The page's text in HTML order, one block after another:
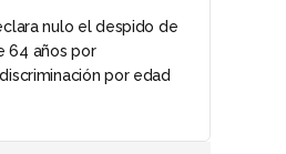
nulo el despido de
64 años por
por edad